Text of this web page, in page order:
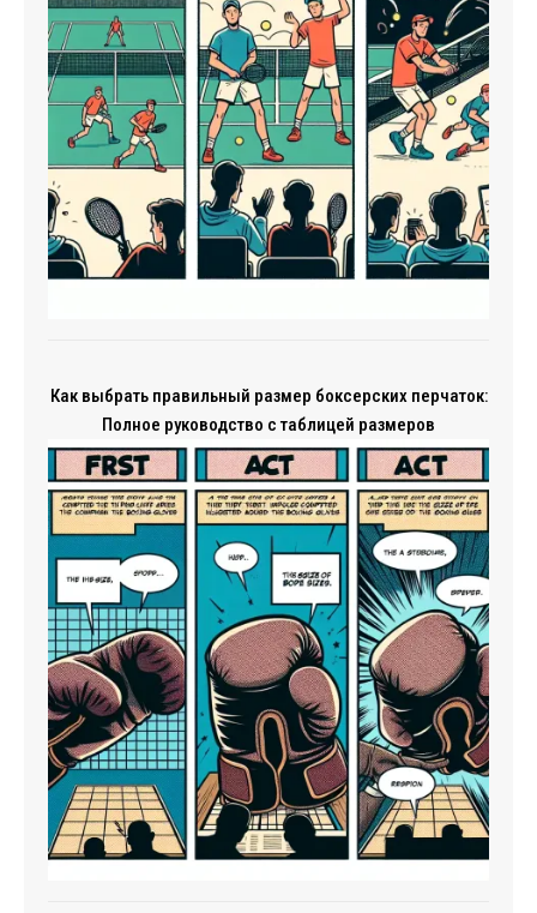
Как выбрать правильный размер боксерских перчаток:
Полное руководство с таблицей размеров